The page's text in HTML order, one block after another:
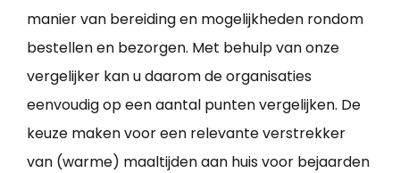
manier van bereiding en mogelijkheden rondom
bestellen en bezorgen. Met behulp van onze
vergelijker kan u daarom de organisaties
eenvoudig op een aantal punten vergelijken. De
keuze maken voor een relevante verstrekker
van (warme) maaltijden aan huis voor bejaarden